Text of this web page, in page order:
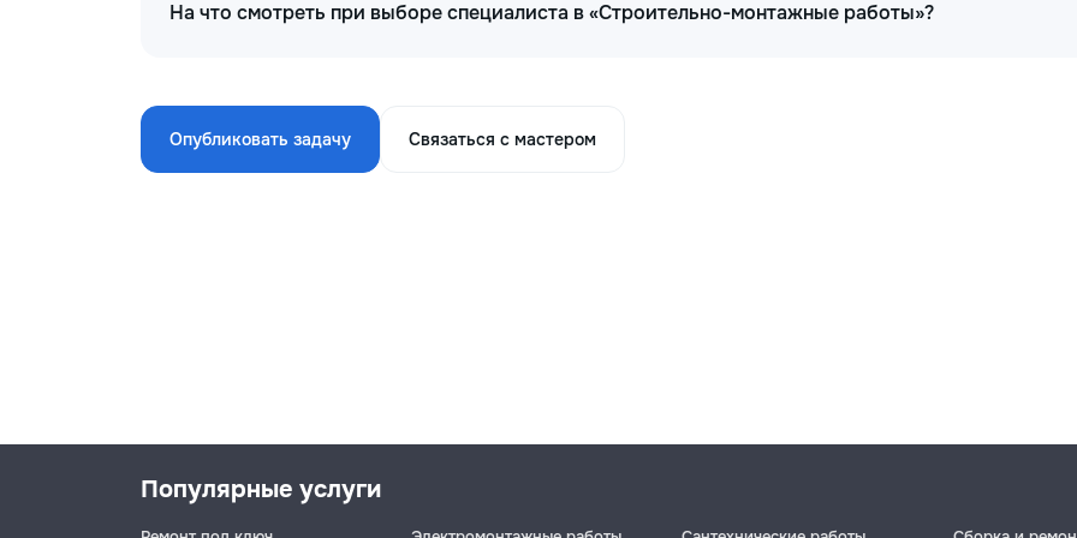
На что смотреть при выборе специалиста в «Строительно-монтажные работы»?
Опубликовать задачу Связаться с мастером
Популярные услуги